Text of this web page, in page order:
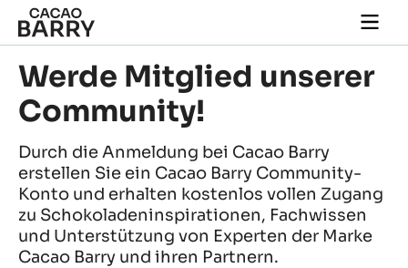
Skip to main content
main
Werde Mitglied unserer
Community!
Durch die Anmeldung bei Cacao Barry
erstellen Sie ein Cacao Barry Community-
Konto und erhalten kostenlos vollen Zugang
zu Schokoladeninspirationen, Fachwissen
und Unterstützung von Experten der Marke
Cacao Barry und ihren Partnern.